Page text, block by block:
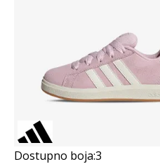
Dostupno boja:3